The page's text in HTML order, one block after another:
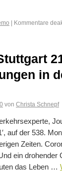
| Kommentare
in
von Christa Schnepf
auf der 538.
Zeiten.
ein drohender
das Leben …